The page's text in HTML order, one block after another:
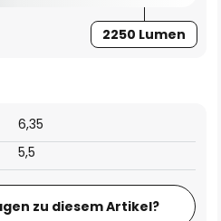
2250 Lumen
6,35
5,5
zu diesem Artikel?